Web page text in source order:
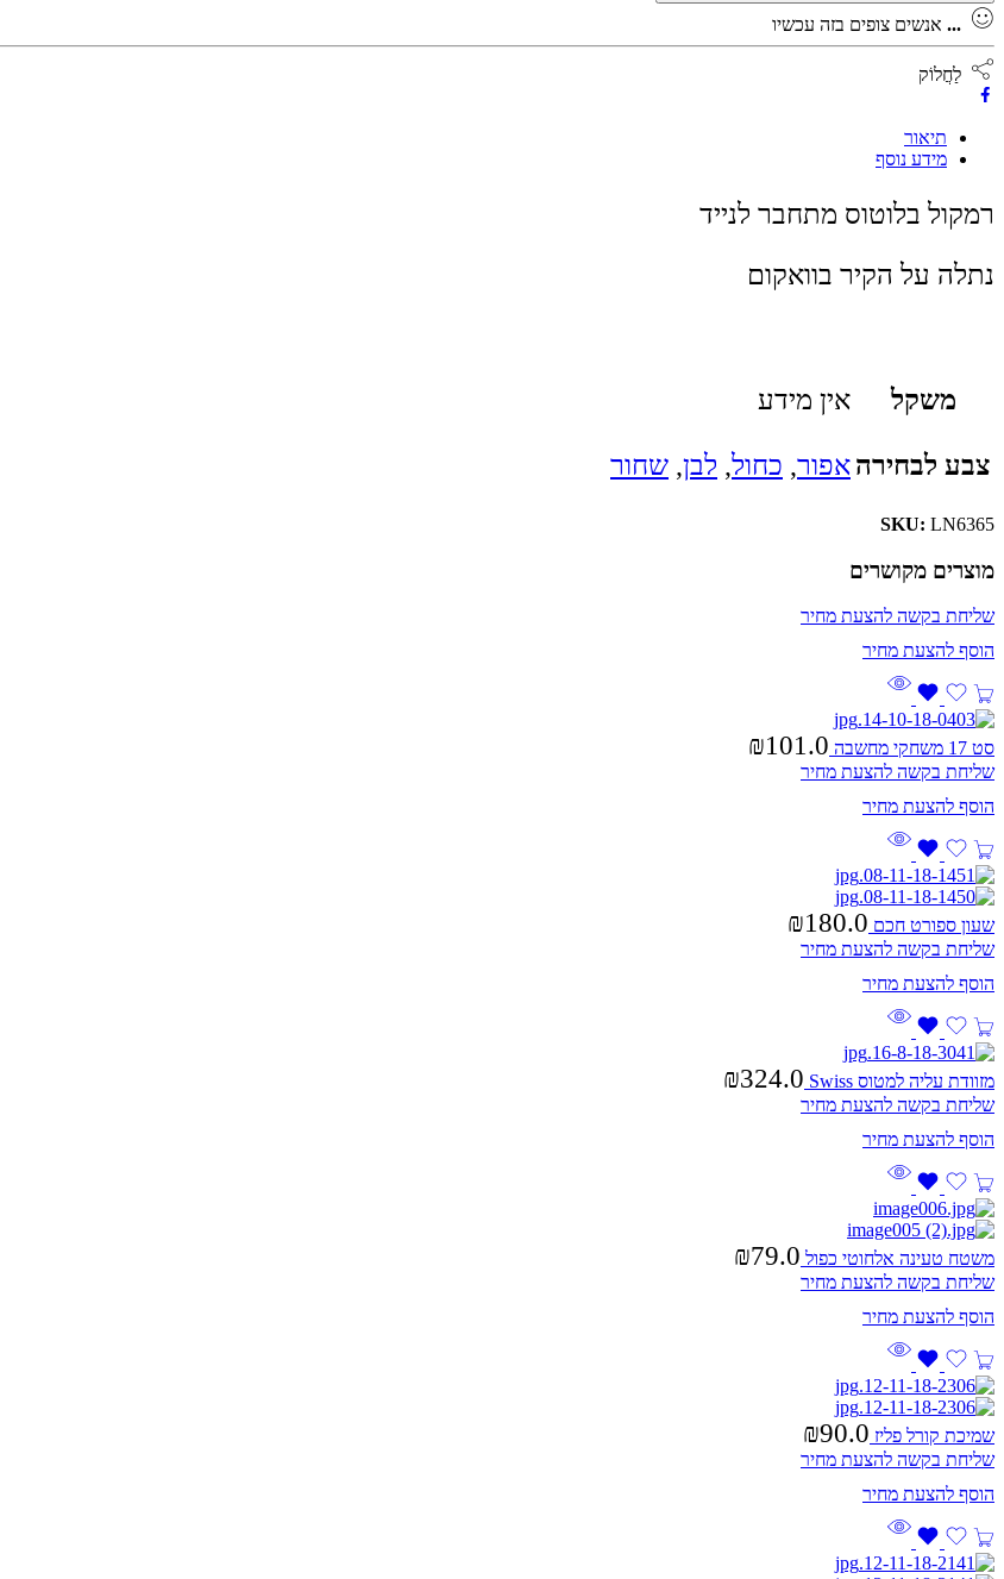
... אנשים צופים בזה עכשיו
לַחֲלוֹק
תיאור
מידע נוסף
רמקול בלוטוס מתחבר לנייד
נתלה על הקיר בוואקום
משקל אין מידע
צבע לבחירהאפור, כחול, לבן, שחור
SKU: LN6365
מוצרים מקושרים
שליחת בקשה להצעת מחיר
סט 17 משחקי מחשבה ₪101.0
שליחת בקשה להצעת מחיר
שעון ספורט חכם ₪180.0
שליחת בקשה להצעת מחיר
מזוודת עליה למטוס Swiss ₪324.0
שליחת בקשה להצעת מחיר
משטח טעינה אלחוטי כפול ₪79.0
שליחת בקשה להצעת מחיר
שמיכת קורל פליז ₪90.0
שליחת בקשה להצעת מחיר